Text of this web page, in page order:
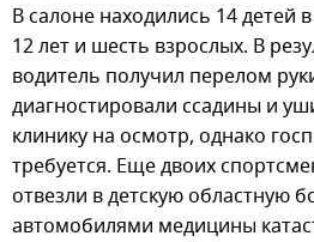
В салоне находились 14 детей
12 лет и шесть взрослых. В
водитель получил перелом
диагностировали ссадины и
клинику на осмотр, однако
требуется. Еще двоих
отвезли в детскую областную
автомобилями медицины